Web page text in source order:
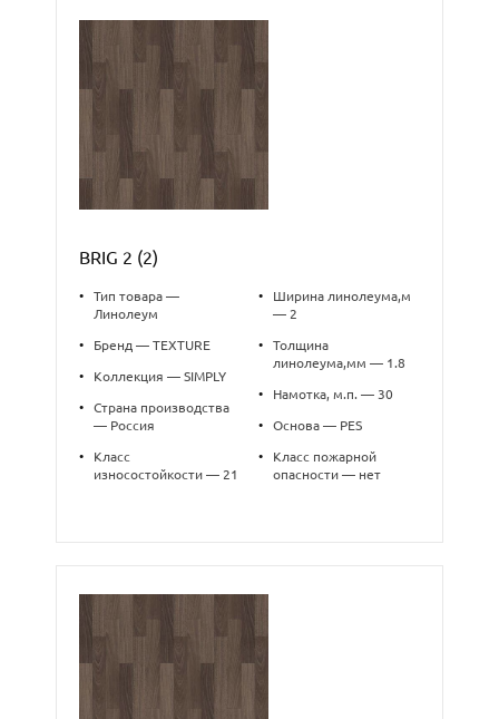
BRIG 2 (2)
•
Тип товара —
Линолеум
• Бренд — TEXTURE
• Коллекция — SIMPLY
•
Страна производства
— Россия
•
Класс
износостойкости — 21
•
Ширина линолеума,м
— 2
•
Толщина
линолеума,мм — 1.8
• Намотка, м.п. — 30
• Основа — PES
•
Класс пожарной
опасности — нет